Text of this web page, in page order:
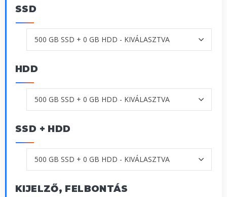
SSD
HDD
SSD + HDD
KIJELZŐ, FELBONTÁS